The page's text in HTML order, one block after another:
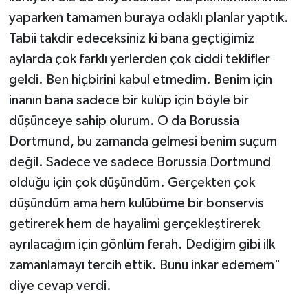
yaparken tamamen buraya odaklı planlar yaptık.
Tabii takdir edeceksiniz ki bana geçtiğimiz
aylarda çok farklı yerlerden çok ciddi teklifler
geldi. Ben hiçbirini kabul etmedim. Benim için
inanın bana sadece bir kulüp için böyle bir
düşünceye sahip olurum. O da Borussia
Dortmund, bu zamanda gelmesi benim suçum
değil. Sadece ve sadece Borussia Dortmund
olduğu için çok düşündüm. Gerçekten çok
düşündüm ama hem kulübüme bir bonservis
getirerek hem de hayalimi gerçekleştirerek
ayrılacağım için gönlüm ferah. Dediğim gibi ilk
zamanlamayı tercih ettik. Bunu inkar edemem"
diye cevap verdi.